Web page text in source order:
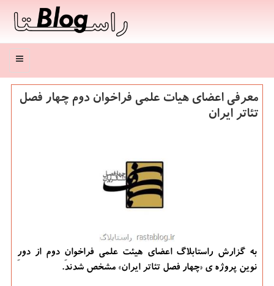
منو
معرفی اعضای هیات علمی فراخوان دوم چهار فصل
تئاتر ایران
به گزارش راستابلاگ اعضای هیئت علمی فراخوانِ دوم از دورِ
نوین پروژه ی «چهار فصل تئاتر ایران» مشخص شدند.